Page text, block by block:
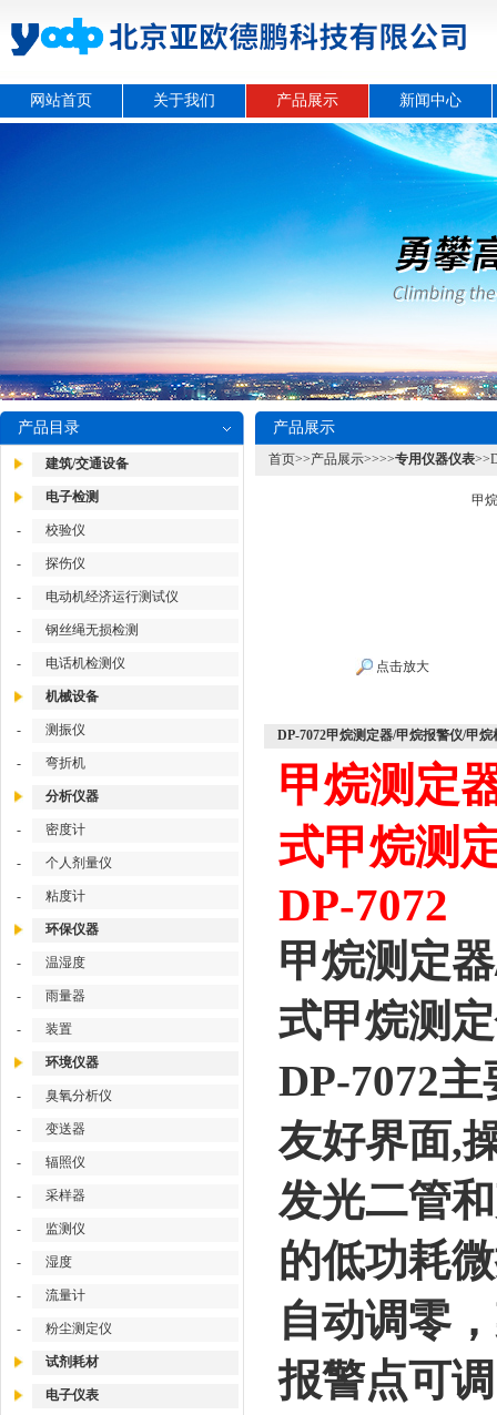
网站首页 关于我们 产品展示 新闻中心
产品目录
建筑/交通设备
电子检测
- 校验仪
- 探伤仪
- 电动机经济运行测试仪
- 钢丝绳无损检测
- 电话机检测仪
机械设备
- 测振仪
- 弯折机
分析仪器
- 密度计
- 个人剂量仪
- 粘度计
环保仪器
- 温湿度
- 雨量器
- 装置
环境仪器
- 臭氧分析仪
- 变送器
- 辐照仪
- 采样器
- 监测仪
- 湿度
- 流量计
- 粉尘测定仪
试剂耗材
电子仪表
产品展示
首页>>产品展示>>>>专用仪器仪表
甲
点击放大
DP-7072甲烷测定器/甲烷报警仪/甲
甲烷测定
式甲烷测
DP-7072
甲烷测定
式甲烷测
DP-7072
友好界面,
发光二管
的低功耗
自动调零
报警点可调